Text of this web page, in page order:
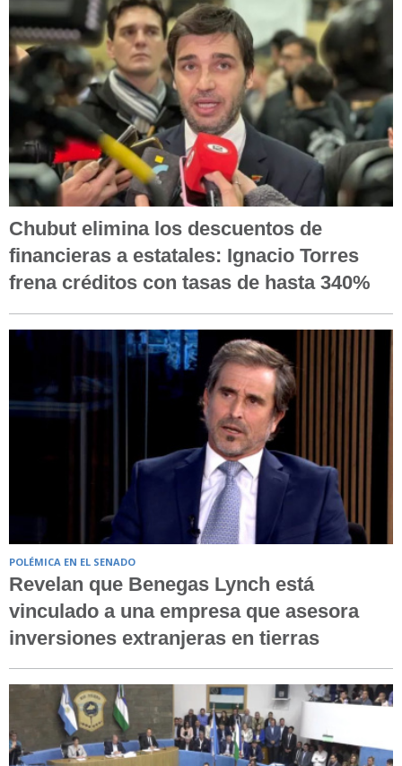
Chubut elimina los descuentos de
financieras a estatales: Ignacio Torres
frena créditos con tasas de hasta 340%
POLÉMICA EN EL SENADO
Revelan que Benegas Lynch está
vinculado a una empresa que asesora
inversiones extranjeras en tierras